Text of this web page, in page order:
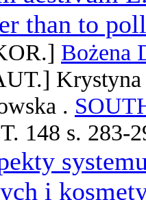
than to
Bożena
.
148 s. 283-
i